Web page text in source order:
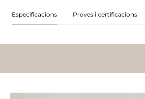
Especificacions Proves i certificacions